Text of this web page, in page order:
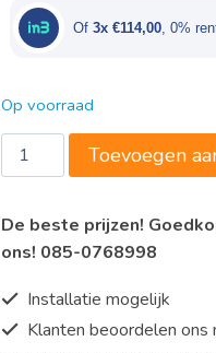
€570,00.
Of 3x €114,00, 0%
Op voorraad
Saro
Mini-
model
SC
wit
aantal
Toevoegen
De beste prijzen!
ons! 085-0768998
Installatie mogelijk
Klanten beoordelen